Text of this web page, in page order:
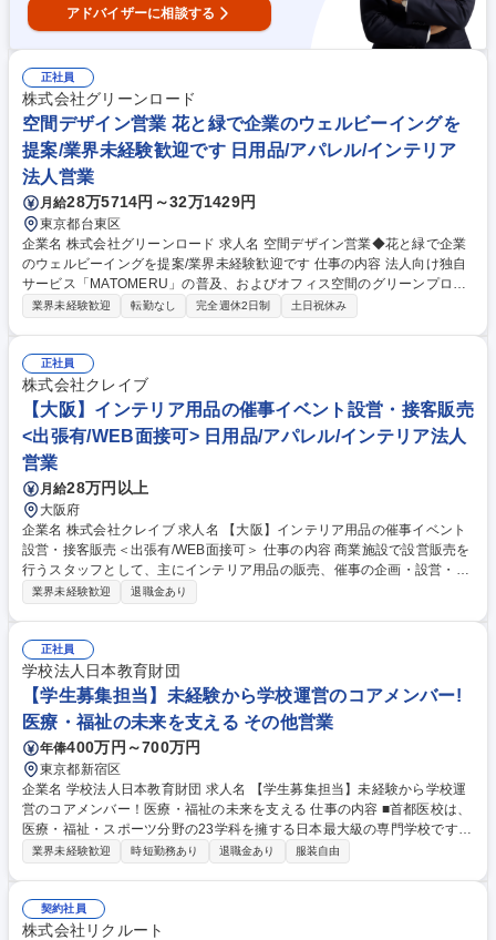
アドバイザーに相談する
正社員
株式会社グリーンロード
空間デザイン営業 花と緑で企業のウェルビーイングを
提案/業界未経験歓迎です 日用品/アパレル/インテリア
法人営業
月給28万5714円～32万1429円
東京都台東区
企業名 株式会社グリーンロード 求人名 空間デザイン営業◆花と緑で企業
のウェルビーイングを提案/業界未経験歓迎です 仕事の内容 法人向け独自
サービス「MATOMERU」の普及、およびオフィス空間のグリーンプロデ
ュースに関する営業活動全般をお任せします。 ■「MATOMERU」を通じ
案） ■オフィスデザイン・施工会社へのパートナー営業（花や緑の専門知
識を活かした提案） 顧客ニーズに向き合い、PDCAをチームで回していき
ます。 募集職種 空間デザイン営業◆花と緑で企業のウェルビーイングを
提案/業界未経験歓迎です
業界未経験歓迎 転勤なし 完全週休2日制 土日祝休み
正社員
株式会社クレイブ
【大阪】インテリア用品の催事イベント設営・接客販売
<出張有/WEB面接可> 日用品/アパレル/インテリア法人
営業
月給28万円以上
大阪府
企業名 株式会社クレイブ 求人名 【大阪】インテリア用品の催事イベント
設営・接客販売＜出張有/WEB面接可＞ 仕事の内容 商業施設で設営販売を
行うスタッフとして、主にインテリア用品の販売、催事の企画・設営・撤
去、また企画書・報告書作成をお任せします。全国主要都市の百貨店内で
チ、バッグなどのインテリア雑貨等 【顧客】商業施設（既存顧客を対応い
ただきます） 【担当箇所】近畿、中部、中国四国、九州 【出張頻度】月
の10日前後（1週間単位での宿泊を伴います） 募集職種 【大阪】インテリ
ア用品の催事イベント設営・接客販売＜出張有/WEB面接可＞
業界未経験歓迎 退職金あり
正社員
学校法人日本教育財団
【学生募集担当】未経験から学校運営のコアメンバー!
医療・福祉の未来を支える その他営業
年俸400万円～700万円
東京都新宿区
企業名 学校法人日本教育財団 求人名 【学生募集担当】未経験から学校運
営のコアメンバー！医療・福祉の未来を支える 仕事の内容 ■首都医校は、
医療・福祉・スポーツ分野の23学科を擁する日本最大級の専門学校です。
入学検討者の問い合わせ対応から説明会・オ分キャンパスの企画運営、出
もらえるか？」をチームでアイデアを出し合い、形にします。 ■入学相
談・サポート： 問い合わせのあった方への学内案内や、進路に関する相談
業界未経験歓迎 時短勤務あり 退職金あり 服装自由
契約社員
株式会社リクルート